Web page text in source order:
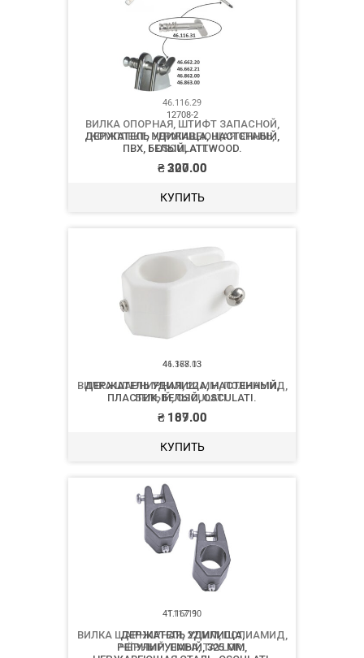
46.116.29
ВИЛКА ОПОРНАЯ, ШТИФТ ЗАПАСНОЙ,
КОМПЛЕКТ, НЕРЖАВЕЮЩАЯ СТАЛЬ,
OSCULATI.
₴227.00
КУПИТЬ
46.377.03
ВИЛКА ШАРНИРНАЯ, 22 ММ, ПОЛИАМИД,
БЕЛЫЙ, OSCULATI.
₴109.00
КУПИТЬ
T11711
ВИЛКА ШАРНИРНАЯ, 22 ММ, ПОЛИАМИД,
ЧЁРНЫЙ, ПАРА, TAYLOR.